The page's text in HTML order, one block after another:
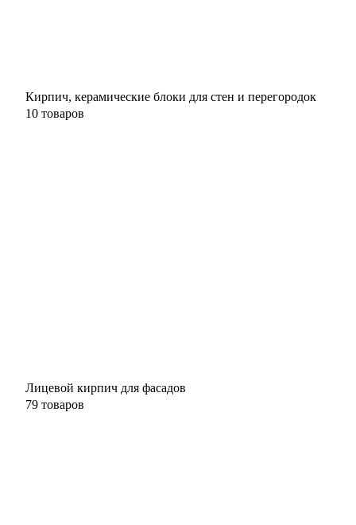
Кирпич, керамические блоки для стен и перегородок
10 товаров
Лицевой кирпич для фасадов
79 товаров